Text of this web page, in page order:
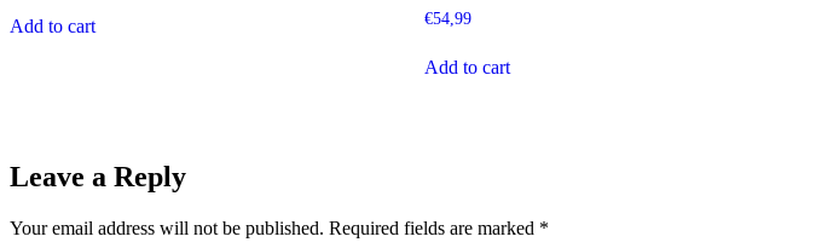
Add to cart €54,99
Add to cart
Leave a Reply
Your email address will not be published. Required fields are marked *